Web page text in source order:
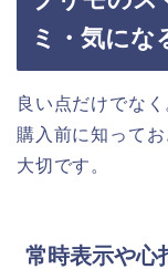
ミ・気にな
良い点だけでなく
購入前に知って
大切です。
常時表示や心